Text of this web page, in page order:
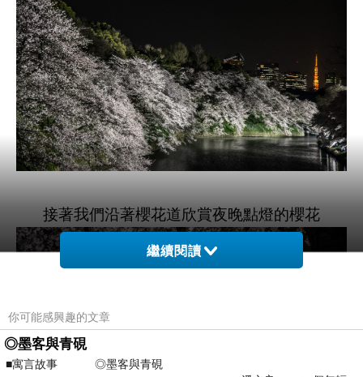
接著我們沿著櫻花道欣賞夜晚點燈的櫻花
繼續閱讀
你可能感興趣的文章
◎墨客與青硯
■寓言故事 ◎墨客與青硯